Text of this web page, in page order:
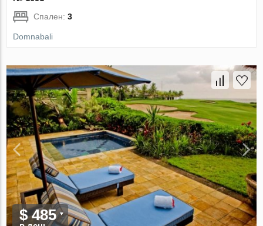
Спален:3
Domnabali
$ 485